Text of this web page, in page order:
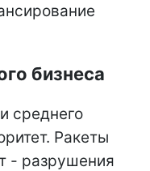
бизнеса
среднего
Ракеты
- разрушения